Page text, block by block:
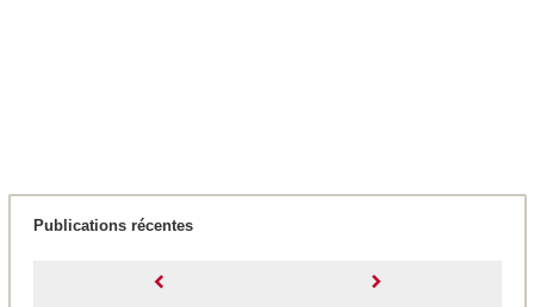
Publications récentes